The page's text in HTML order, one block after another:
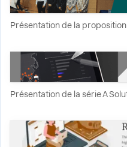
Présentation de la proposition
Présentation de la série A